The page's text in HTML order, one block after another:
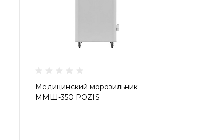
Медицинский морозильник
ММШ-350 POZIS